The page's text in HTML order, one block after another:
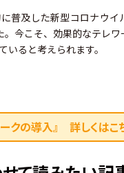
普及した新型コロナウイ
。今こそ、効果的なテレ
いると考えられます。
ークの導入』 詳しくはこ